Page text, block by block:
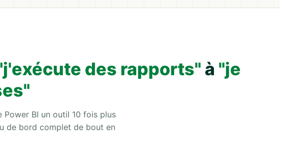
des rapports" à "je
Power BI un outil 10 fois plus
de bord complet de bout en